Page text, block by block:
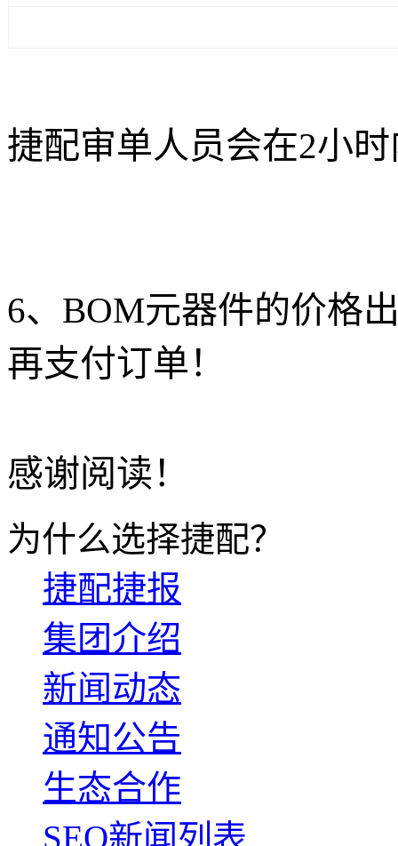
捷配审单人员会在2小
6、BOM元器件的价格
再支付订单！
感谢阅读！
为什么选择捷配？
捷配捷报
集团介绍
新闻动态
通知公告
生态合作
SEO新闻列表